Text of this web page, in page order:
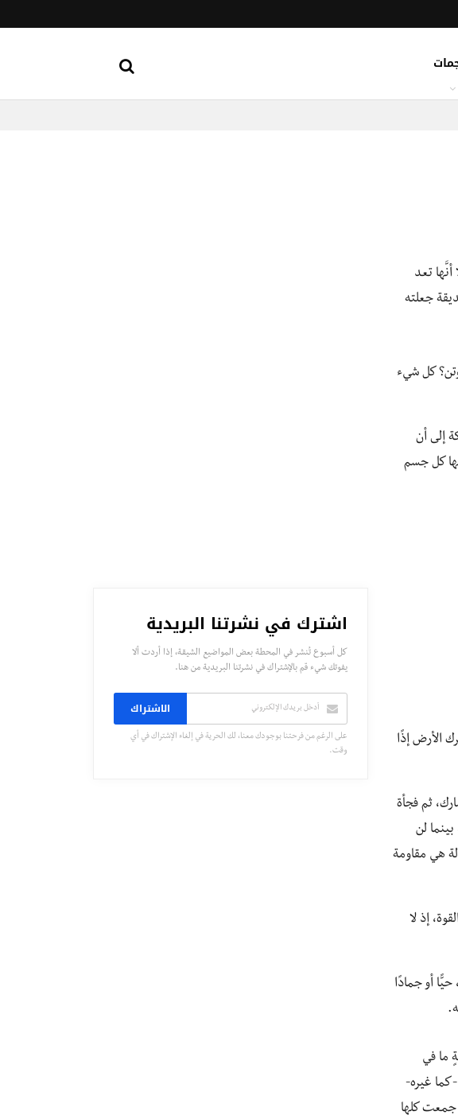
تعد
جعلته
كل شيء
إلى أن
كل جسم
الأرض إذًا
ثم فجأة
لن
هي مقاومة
إذ لا
أو جمادًا
ما في
كما غيره-
جمعت كلها
اشترك في نشرتنا البريدية
كل أسبوع تُنشر في المحطة بعض المواضيع الشيقة، إذا أردت ألا
يفوتك شيء قم بالإشتراك في نشرتنا البريدية من هنا.
الاشتراك
على الرغم من فرحتنا بوجودك معنا، لك الحرية في إلغاء الإشتراك في أي
وقت.